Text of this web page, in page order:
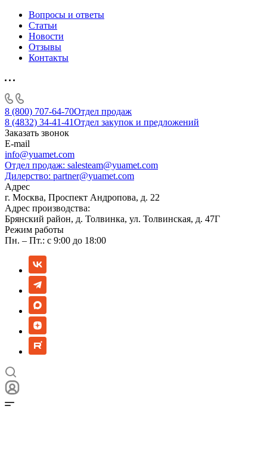
Вопросы и ответы
Статьи
Новости
Отзывы
Контакты
8 (800) 707-64-70Отдел продаж
8 (4832) 34-41-41Отдел закупок и предложений
Заказать звонок
E-mail
info@yuamet.com
Отдел продаж: salesteam@yuamet.com
Дилерство: partner@yuamet.com
Адрес
г. Москва, Проспект Андропова, д. 22
Адрес производства:
Брянский район, д. Толвинка, ул. Толвинская, д. 47Г
Режим работы
Пн. – Пт.: с 9:00 до 18:00